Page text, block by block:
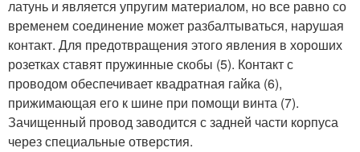
латунь и является упругим материалом, но все равно со
временем соединение может разбалтываться, нарушая
контакт. Для предотвращения этого явления в хороших
розетках ставят пружинные скобы (5). Контакт с
проводом обеспечивает квадратная гайка (6),
прижимающая его к шине при помощи винта (7).
Зачищенный провод заводится с задней части корпуса
через специальные отверстия.